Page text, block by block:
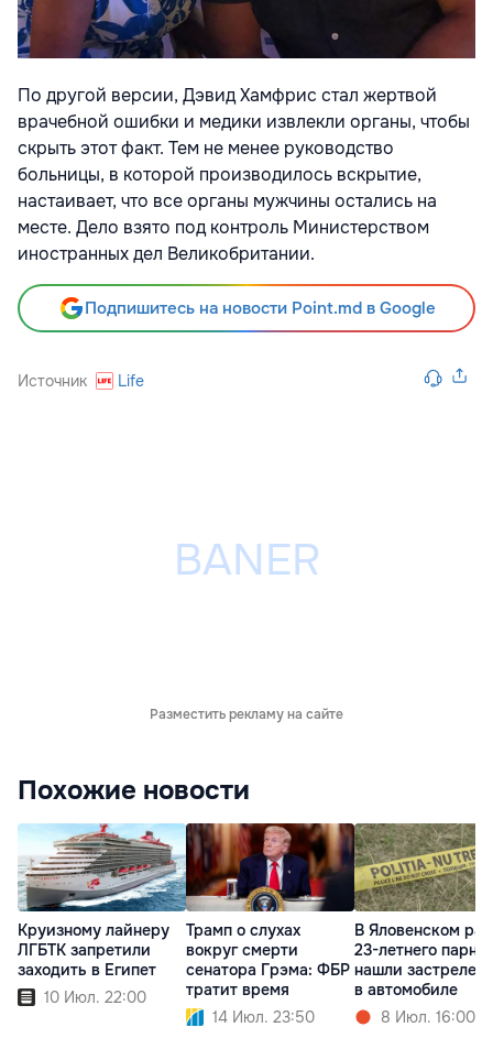
По другой версии, Дэвид Хамфрис стал жертвой
врачебной ошибки и медики извлекли органы, чтобы
скрыть этот факт. Тем не менее руководство
больницы, в которой производилось вскрытие,
настаивает, что все органы мужчины остались на
месте. Дело взято под контроль Министерством
иностранных дел Великобритании.
Подпишитесь на новости Point.md в Google
Источник Life
Разместить рекламу на сайте
Похожие новости
Круизному лайнеру
ЛГБТК запретили
заходить в Египет
10 Июл. 22:00
Трамп о слухах
вокруг смерти
сенатора Грэма: ФБР
тратит время
14 Июл. 23:50
В Яловенском
23-летнего парня
нашли
в автомобиле
8 Июл. 16:00